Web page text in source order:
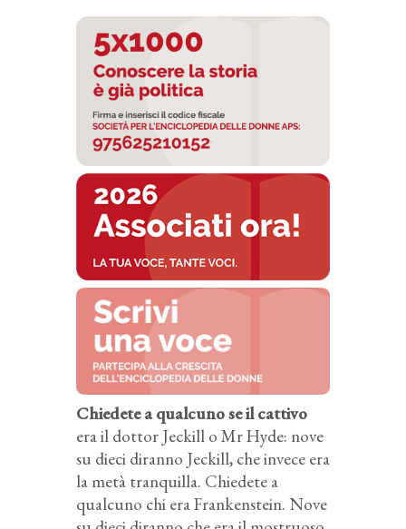
Chiedete a qualcuno se il cattivo
era il dottor Jeckill o Mr Hyde: nove
su dieci diranno Jeckill, che invece era
la metà tranquilla. Chiedete a
qualcuno chi era Frankenstein. Nove